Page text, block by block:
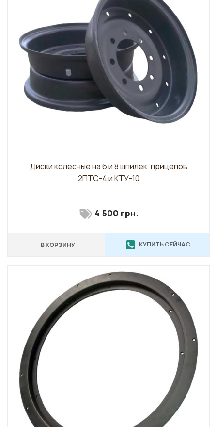
Диски колесные на 6 и 8 шпилек, прицепов
2ПТС-4 и КТУ-10
4 500 грн.
КУПИТЬ СЕЙЧАС
В КОРЗИНУ